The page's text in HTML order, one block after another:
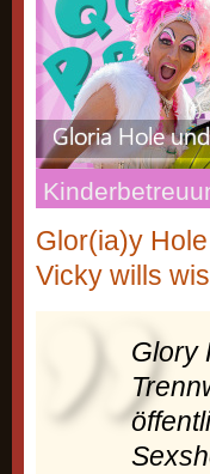
Glor(ia)y
Vicky wills
Glory